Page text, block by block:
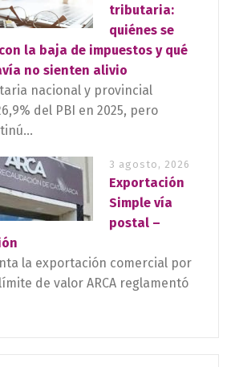
tributaria:
quiénes se
la baja de impuestos y qué
no sienten alivio
nacional y provincial
del PBI en 2025, pero
3 agosto, 2026
Exportación
Simple vía
postal –
la exportación comercial por
de valor ARCA reglamentó